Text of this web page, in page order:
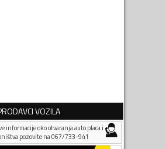
VOZILA
informacije oko otvaranja auto placa i
pozovite na 067/733-941